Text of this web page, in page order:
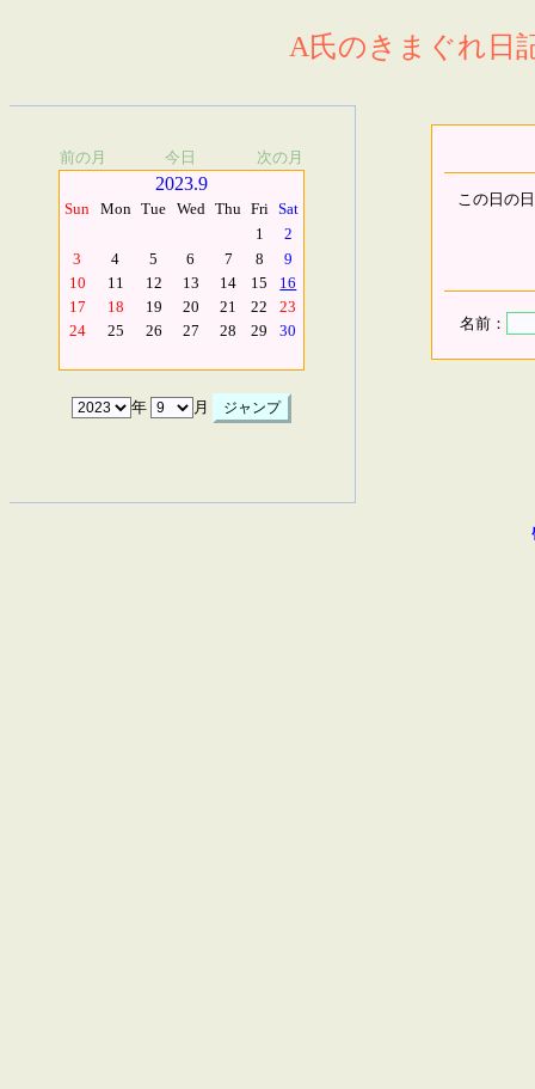
A氏のきまぐれ日
前の月 今日 次の月
2023.9
Sun Mon Tue Wed Thu Fri Sat
1
2
3
4 5 6 7 8
9
10
11 12 13 14 15
16
17
18 19 20 21 22
23
24
25 26 27 28 29 30
年 月
この日の
名前：